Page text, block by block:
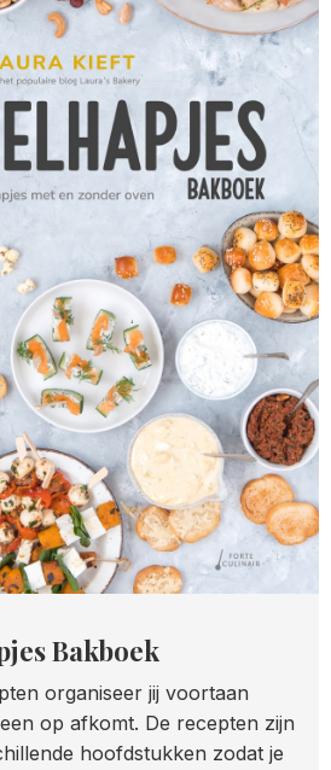
Bakboek
organiseer jij voortaan
op afkomt. De recepten zijn
hoofdstukken zodat je